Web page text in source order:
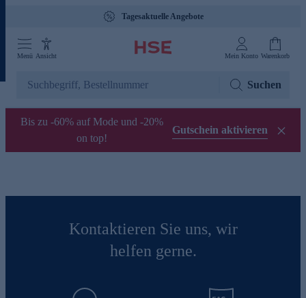
Tagesaktuelle Angebote
Menü Ansicht Mein Konto Warenkorb
Suchen
Bis zu -60% auf Mode und -20%
on top!
Gutschein aktivieren
Kontaktieren Sie uns, wir
helfen gerne.